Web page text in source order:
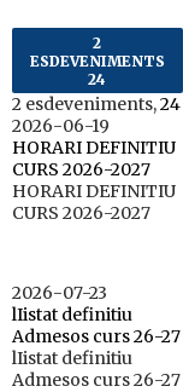
2
ESDEVENIMENTS
24
2 esdeveniments,24
2026-06-19
HORARI DEFINITIU
CURS 2026-2027
HORARI DEFINITIU
CURS 2026-2027
2026-07-23
lIistat definitiu
Admesos curs 26-27
lIistat definitiu
Admesos curs 26-27